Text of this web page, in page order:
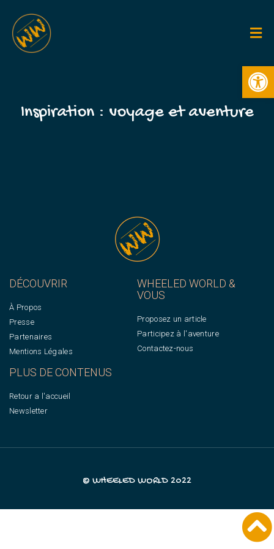
Inspiration : voyage et aventure
DÉCOUVRIR
À Propos
Presse
Partenaires
Mentions Légales
WHEELED WORLD &
VOUS
Proposez un article
Participez à l'aventure
Contactez-nous
PLUS DE CONTENUS
Retour a l'accueil
Newsletter
© WHEELED WORLD 2022